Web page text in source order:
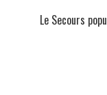
Le Secours